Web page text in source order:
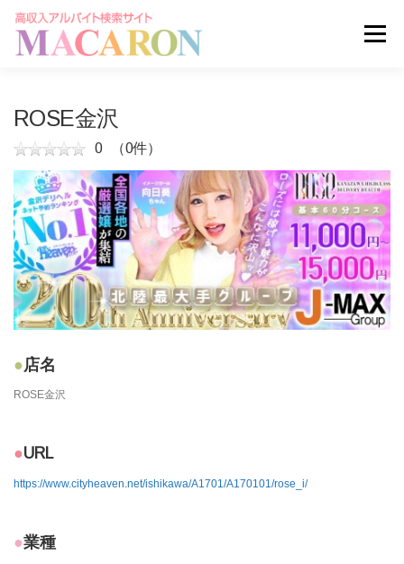
メニュー
掲載申し込みはこちら
ROSE金沢
0 （0件）
店名
ROSE金沢
URL
https://www.cityheaven.net/ishikawa/A1701/A170101/rose_i/
業種